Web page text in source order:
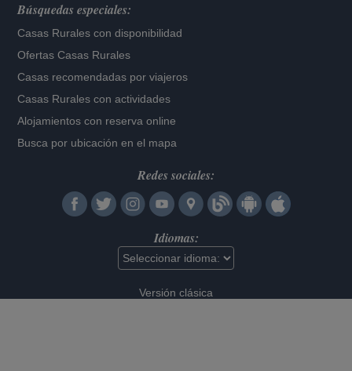
Búsquedas especiales:
Casas Rurales con disponibilidad
Ofertas Casas Rurales
Casas recomendadas por viajeros
Casas Rurales con actividades
Alojamientos con reserva online
Busca por ubicación en el mapa
Redes sociales:
Idiomas:
Versión clásica